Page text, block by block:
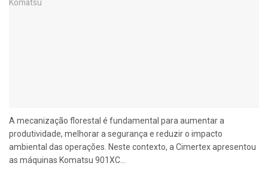
A mecanização florestal é fundamental para aumentar a
produtividade, melhorar a segurança e reduzir o impacto
ambiental das operações. Neste contexto, a Cimertex apresentou
as máquinas Komatsu 901XC...